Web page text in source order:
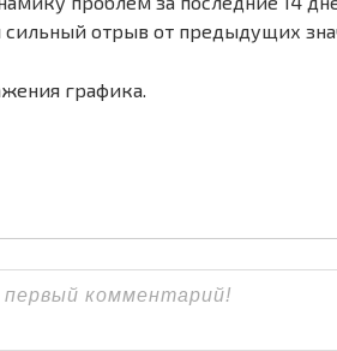
отрыв от предыдущих
графика.